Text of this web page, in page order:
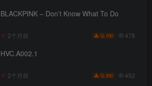
BLACKPINK – Don’t Know What To Do
2个月前 100 478
HVC.A002.1
2个月前 300 452